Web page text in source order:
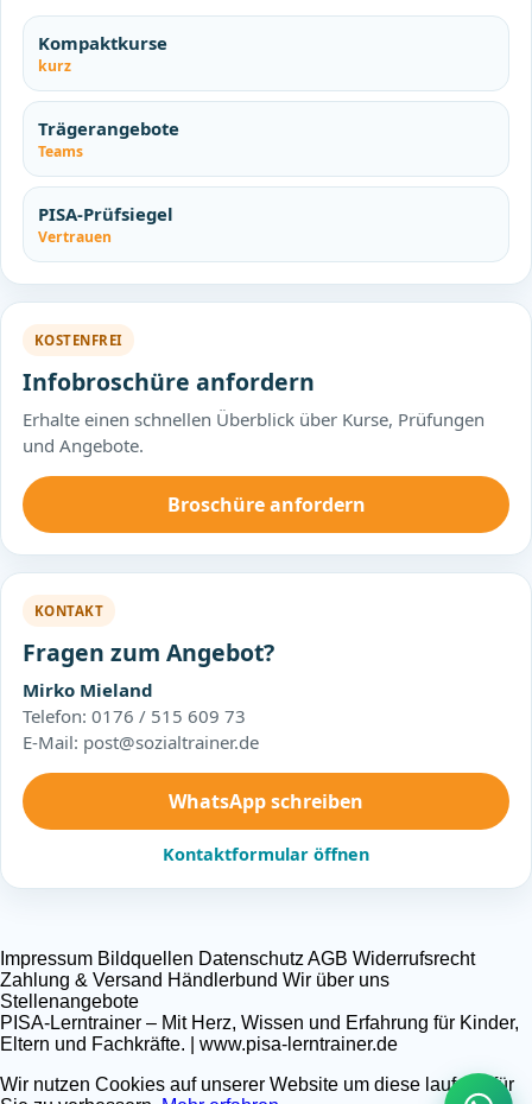
Kompaktkurse
kurz
Trägerangebote
Teams
PISA-Prüfsiegel
Vertrauen
KOSTENFREI
Infobroschüre anfordern
Erhalte einen schnellen Überblick über Kurse, Prüfungen
und Angebote.
Broschüre anfordern
KONTAKT
Fragen zum Angebot?
Mirko Mieland
Telefon: 0176 / 515 609 73
E-Mail: post@sozialtrainer.de
WhatsApp schreiben
Kontaktformular öffnen
Impressum Bildquellen Datenschutz AGB Widerrufsrecht
Zahlung & Versand Händlerbund Wir über uns
Stellenangebote
PISA-Lerntrainer – Mit Herz, Wissen und Erfahrung für Kinder,
Eltern und Fachkräfte. | www.pisa-lerntrainer.de
Wir nutzen Cookies auf unserer Website um diese laufend für